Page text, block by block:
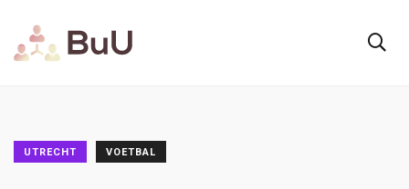
UTRECHT VOETBAL